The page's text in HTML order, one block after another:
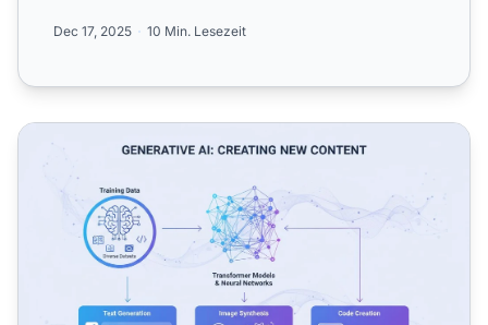
Dec 17, 2025 10 Min. Lesezeit
Generative KI